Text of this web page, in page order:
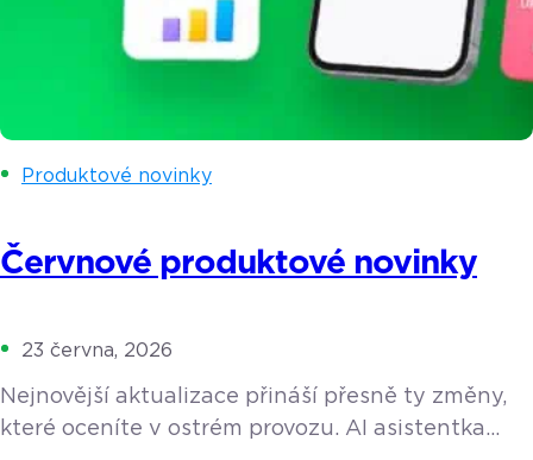
Produktové novinky
Červnové produktové novinky
23 června, 2026
Nejnovější aktualizace přináší přesně ty změny,
které oceníte v ostrém provozu. AI asistentka